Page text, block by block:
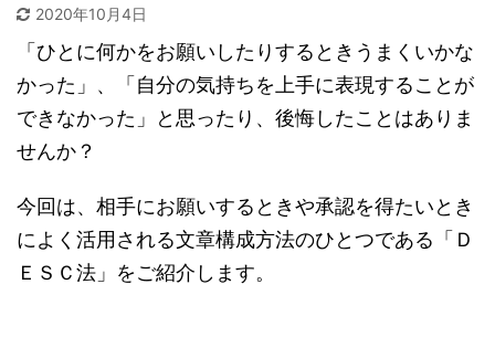
2020年10月4日
「ひとに何かをお願いしたりするときうまくいかな
かった」、「自分の気持ちを上手に表現することが
できなかった」と思ったり、後悔したことはありま
せんか？
今回は、相手にお願いするときや承認を得たいとき
によく活用される文章構成方法のひとつである「Ｄ
ＥＳＣ法」をご紹介します。